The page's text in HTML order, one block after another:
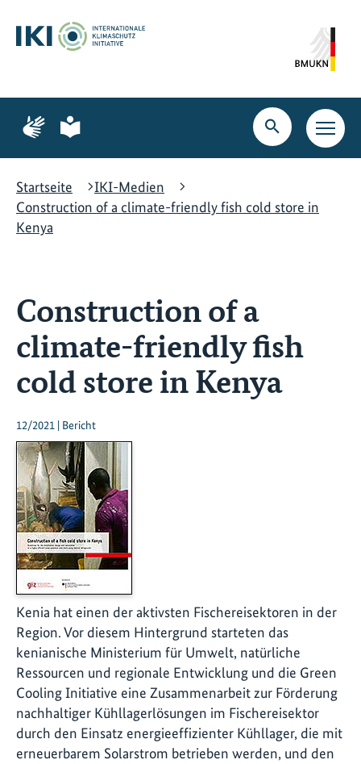
Hauptinhalt
springen
Suche
springen
Hauptnavigation
springen
Zur
Seite
Gebärdensprache
Zur
Seite
leichte
Suche
öffnen
Startseite
IKI-Medien
Construction of a climate-friendly fish cold store in
Kenya
Construction of a
climate-friendly fish
cold store in Kenya
12/2021 | Bericht
Kenia hat einen der aktivsten Fischereisektoren in der
Region. Vor diesem Hintergrund starteten das
kenianische Ministerium für Umwelt, natürliche
Ressourcen und regionale Entwicklung und die Green
Cooling Initiative eine Zusammenarbeit zur Förderung
nachhaltiger Kühllagerlösungen im Fischereisektor
durch den Einsatz energieeffizienter Kühllager, die mit
erneuerbarem Solarstrom betrieben werden, und den